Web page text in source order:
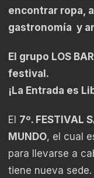
encontrar ropa,
gastronomía y
El grupo LOS
festival.
¡La Entrada es
El 7º. FESTIVAL
MUNDO, el cual
para llevarse a
tiene nueva sede.